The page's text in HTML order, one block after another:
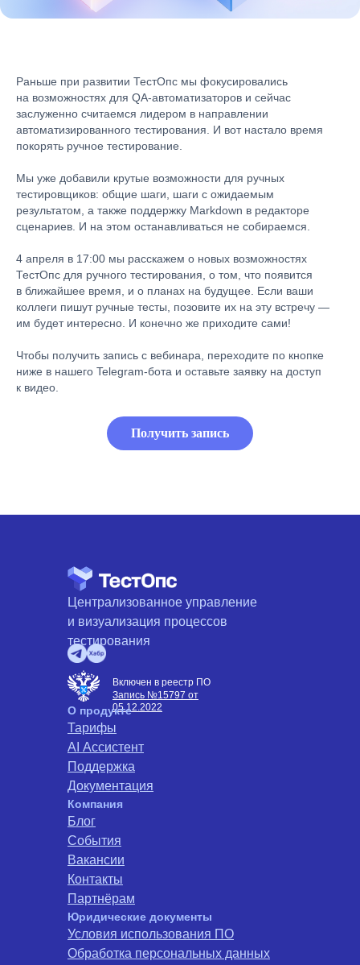
Раньше при развитии ТестОпс мы фокусировались
на возможностях для QA-автоматизаторов и сейчас
заслуженно считаемся лидером в направлении
автоматизированного тестирования. И вот настало время
покорять ручное тестирование.
Мы уже добавили крутые возможности для ручных
тестировщиков: общие шаги, шаги с ожидаемым
результатом, а также поддержку Markdown в редакторе
сценариев. И на этом останавливаться не собираемся.
4 апреля в 17:00 мы расскажем о новых возможностях
ТестОпс для ручного тестирования, о том, что появится
в ближайшее время, и о планах на будущее. Если ваши
коллеги пишут ручные тесты, позовите их на эту встречу —
им будет интересно. И конечно же приходите сами!
Чтобы получить запись с вебинара, переходите по кнопке
ниже в нашего Telegram-бота и оставьте заявку на доступ
к видео.
Получить запись
Централизованное управление
и визуализация процессов
тестирования
Включен в реестр ПО
Запись №15797 от
05.12.2022
О продукте
Тарифы
AI Ассистент
Поддержка
Документация
Компания
Блог
События
Вакансии
Контакты
Партнёрам
Юридические документы
Условия использования ПО
Обработка персональных данных